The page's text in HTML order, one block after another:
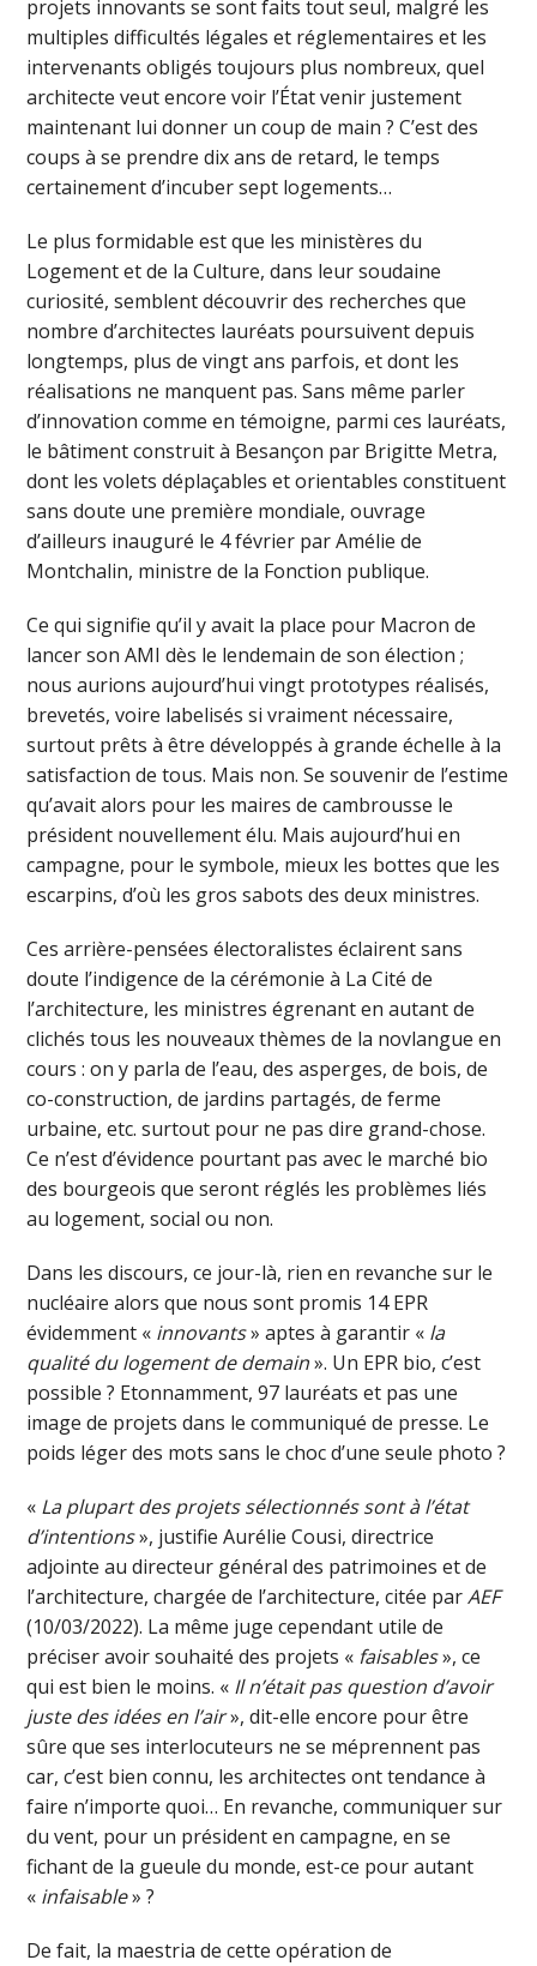
projets innovants se sont faits tout seul, malgré les
multiples difficultés légales et réglementaires et les
intervenants obligés toujours plus nombreux, quel
architecte veut encore voir l’État venir justement
maintenant lui donner un coup de main ? C’est des
coups à se prendre dix ans de retard, le temps
certainement d’incuber sept logements…
Le plus formidable est que les ministères du
Logement et de la Culture, dans leur soudaine
curiosité, semblent découvrir des recherches que
nombre d’architectes lauréats poursuivent depuis
longtemps, plus de vingt ans parfois, et dont les
réalisations ne manquent pas. Sans même parler
d’innovation comme en témoigne, parmi ces lauréats,
le bâtiment construit à Besançon par Brigitte Metra,
dont les volets déplaçables et orientables constituent
sans doute une première mondiale, ouvrage
d’ailleurs inauguré le 4 février par Amélie de
Montchalin, ministre de la Fonction publique.
Ce qui signifie qu’il y avait la place pour Macron de
lancer son AMI dès le lendemain de son élection ;
nous aurions aujourd’hui vingt prototypes réalisés,
brevetés, voire labelisés si vraiment nécessaire,
surtout prêts à être développés à grande échelle à la
satisfaction de tous. Mais non. Se souvenir de l’estime
qu’avait alors pour les maires de cambrousse le
président nouvellement élu. Mais aujourd’hui en
campagne, pour le symbole, mieux les bottes que les
escarpins, d’où les gros sabots des deux ministres.
Ces arrière-pensées électoralistes éclairent sans
doute l’indigence de la cérémonie à La Cité de
l’architecture, les ministres égrenant en autant de
clichés tous les nouveaux thèmes de la novlangue en
cours : on y parla de l’eau, des asperges, de bois, de
co-construction, de jardins partagés, de ferme
urbaine, etc. surtout pour ne pas dire grand-chose.
Ce n’est d’évidence pourtant pas avec le marché bio
des bourgeois que seront réglés les problèmes liés
au logement, social ou non.
Dans les discours, ce jour-là, rien en revanche sur le
nucléaire alors que nous sont promis 14 EPR
évidemment « innovants» aptes à garantir « la
qualité du logement de demain». Un EPR bio, c’est
possible ? Etonnamment, 97 lauréats et pas une
image de projets dans le communiqué de presse. Le
poids léger des mots sans le choc d’une seule photo ?
« La plupart des projets sélectionnés sont à l’état
d’intentions», justifie Aurélie Cousi, directrice
adjointe au directeur général des patrimoines et de
l’architecture, chargée de l’architecture, citée parAEF
(10/03/2022). La même juge cependant utile de
préciser avoir souhaité des projets « faisables», ce
qui est bien le moins. « Il n’était pas question d’avoir
juste des idées en l’air», dit-elle encore pour être
sûre que ses interlocuteurs ne se méprennent pas
car, c’est bien connu, les architectes ont tendance à
faire n’importe quoi… En revanche, communiquer sur
du vent, pour un président en campagne, en se
fichant de la gueule du monde, est-ce pour autant
« infaisable» ?
De fait, la maestria de cette opération de